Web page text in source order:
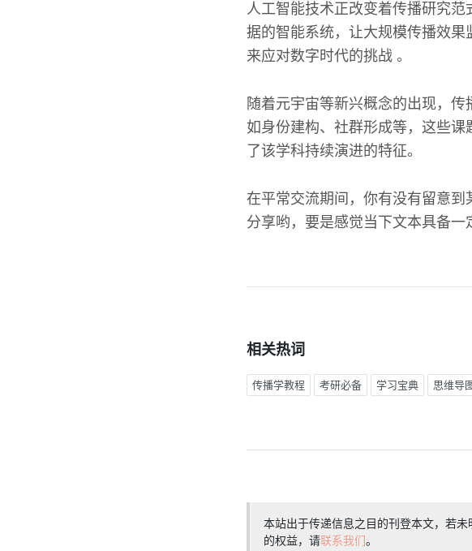
人工智能技术正改变着传播研究
据的智能系统，让大规模传播效果
来应对数字时代的挑战 。
随着元宇宙等新兴概念的出现，
如身份建构、社群形成等，这些
了该学科持续演进的特征。
在平常交流期间，你有没有留意
分享哟，要是感觉当下文本具备一
相关热词
传播学教程 考研必备 学习宝典 思维导
本站出于传递信息之目的刊登本文，若
的权益，请联系我们。